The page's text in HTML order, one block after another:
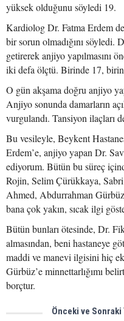
yüksek olduğunu söyledi 19.
Kardiolog Dr. Fatma Erdem
bir sorun olmadığını
getirerek anjiyo yapılmasını
iki defa ölçtü. Birinde 17,
O gün akşama doğru anjiyo
Anjiyo sonunda damarların
vurgulandı. Tansiyon ilaçları
Bu vesileyle, Beykent
Erdem’e, anjiyo yapan Dr.
ediyorum. Bütün bu süreç
Rojin, Selim Çürükkaya,
Ahmed, Abdurrahman
bana çok yakın, sıcak ilgi
Bütün bunları ötesinde, Dr.
almasından, beni hastaneye
maddi ve manevi ilgisini hiç
Gürbüz’e minnettarlığımı
borçtur.
Önceki ve Sonraki